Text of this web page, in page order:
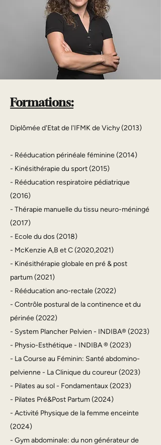
Formations:
Diplômée d'Etat de l'IFMK de Vichy (2013)
- Rééducation périnéale féminine (2014)
- Kinésithérapie du sport (2015)
- Rééducation respiratoire pédiatrique
(2016)
- Thérapie manuelle du tissu neuro-méningé
(2017)
- Ecole du dos (2018)
- McKenzie A,B et C (2020,2021)
- Kinésithérapie globale en pré & post
partum (2021)
- Rééducation ano-rectale (2022)
- Contrôle postural de la continence et du
périnée (2022)
- System Plancher Pelvien - INDIBA® (2023)
- Physio-Esthétique - INDIBA ® (2023)
- La Course au Féminin: Santé abdomino-
pelvienne - La Clinique du coureur (2023)
- Pilates au sol - Fondamentaux (2023)
- Pilates Pré&Post Partum (2024)
- Activité Physique de la femme enceinte
(2024)
- Gym abdominale: du non générateur de